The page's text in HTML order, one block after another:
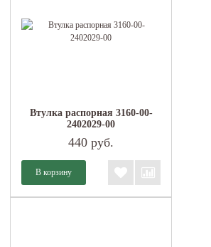
Втулка распорная 3160-00-
2402029-00
440 руб.